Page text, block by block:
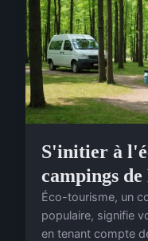
S'initier à
campings
Éco-tourisme, un
populaire, signifie
en tenant compte